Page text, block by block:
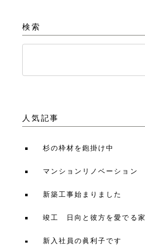
検索
人気記事
杉の枠材を鉋掛け中
マンションリノベーション
新築工事始まりました
竣工 日向と彼方を愛でる家
新入社員の眞利子です